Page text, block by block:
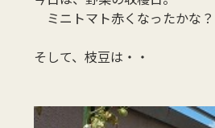
ミニトマト赤くなったかな
そして、枝豆は・・